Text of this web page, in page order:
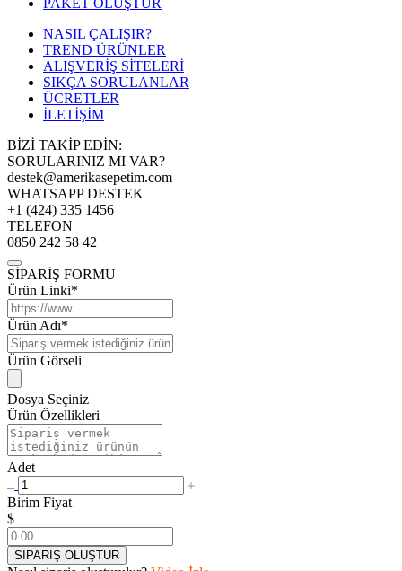
NASIL ÇALIŞIR?
TREND ÜRÜNLER
ALIŞVERİŞ SİTELERİ
SIKÇA SORULANLAR
ÜCRETLER
İLETİŞİM
BİZİ TAKİP EDİN:
SORULARINIZ MI VAR?
destek@amerikasepetim.com
WHATSAPP DESTEK
+1 (424) 335 1456
TELEFON
0850 242 58 42
SİPARİŞ FORMU
Ürün Linki*
Ürün Adı*
Ürün Görseli
Dosya Seçiniz
Ürün Özellikleri
Adet
Birim Fiyat
$
SİPARİŞ OLUŞTUR